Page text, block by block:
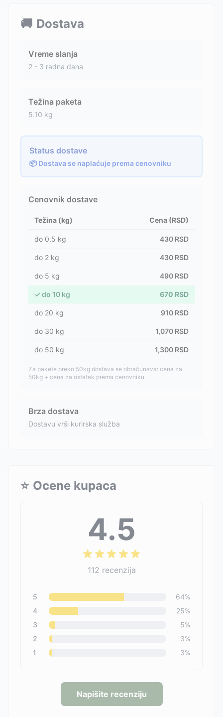
🚚 Dostava
Vreme slanja
2 - 3 radna dana
Težina paketa
5.10 kg
Status dostave
📦 Dostava se naplaćuje prema cenovniku
Cenovnik dostave
Težina (kg) Cena (RSD)
do 0.5 kg 430 RSD
do 2 kg 430 RSD
do 5 kg 490 RSD
✓ do 10 kg 670 RSD
do 20 kg 910 RSD
do 30 kg 1,070 RSD
do 50 kg 1,300 RSD
Za pakete preko 50kg dostava se obračunava: cena za
50kg + cena za ostatak prema cenovniku
Brza dostava
Dostavu vrši kurirska služba
⭐ Ocene kupaca
4.5
112 recenzija
5 64%
4
25%
3
5%
2
3%
1
3%
Napišite recenziju